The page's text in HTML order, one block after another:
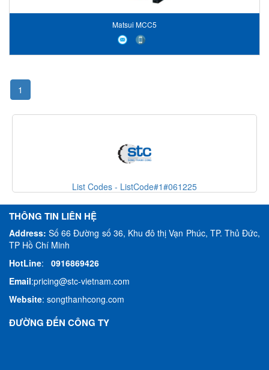
Matsui MCC5
1
List Codes - ListCode#2#051225
THÔNG TIN LIÊN HỆ
Address:Số 66 Đường số 36, Khu đô thị Vạn Phúc, TP. Thủ Đức,
TP Hồ Chí Minh
HotLine: 0916869426
Email:pricing@stc-vietnam.com
Website: songthanhcong.com
ĐƯỜNG ĐẾN CÔNG TY